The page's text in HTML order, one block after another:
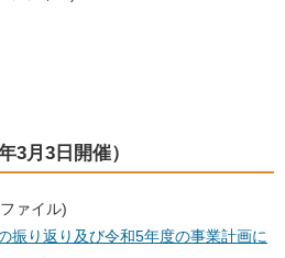
3月3日開催）
ァイル)
振り返り及び令和5年度の事業計画に